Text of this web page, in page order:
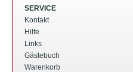
SERVICE
Kontakt
Hilfe
Links
Gästebuch
Warenkorb